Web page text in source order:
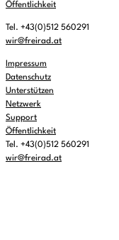
Öffentlichkeit
Tel. +43(0)512 560291
wir@freirad.at
Impressum
Datenschutz
Unterstützen
Netzwerk
Support
Öffentlichkeit
Tel. +43(0)512 560291
wir@freirad.at